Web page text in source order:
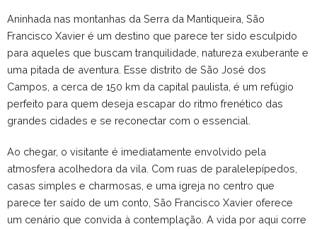
Aninhada nas montanhas da Serra da Mantiqueira, São
Francisco Xavier é um destino que parece ter sido esculpido
para aqueles que buscam tranquilidade, natureza exuberante e
uma pitada de aventura. Esse distrito de São José dos
Campos, a cerca de 150 km da capital paulista, é um refúgio
perfeito para quem deseja escapar do ritmo frenético das
grandes cidades e se reconectar com o essencial.
Ao chegar, o visitante é imediatamente envolvido pela
atmosfera acolhedora da vila. Com ruas de paralelepípedos,
casas simples e charmosas, e uma igreja no centro que
parece ter saído de um conto, São Francisco Xavier oferece
um cenário que convida à contemplação. A vida por aqui corre